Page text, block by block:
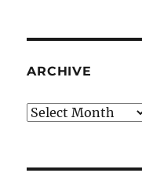
ARCHIVE
Archive